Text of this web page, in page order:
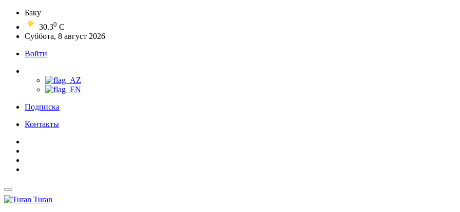
Баку
30.30 C
Суббота, 8 август 2026
Войти
Подписка
Контакты
Turan